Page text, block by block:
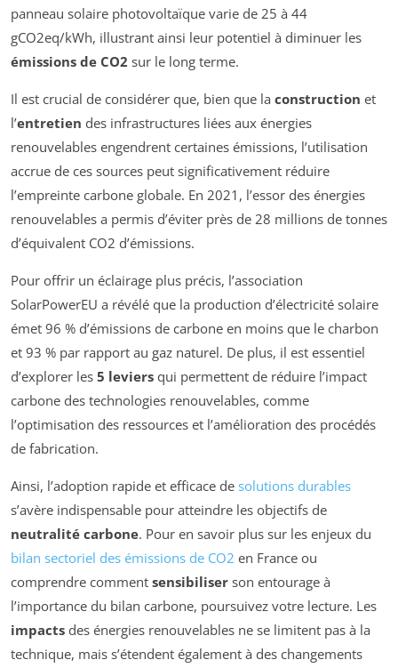
panneau solaire photovoltaïque varie de 25 à 44
gCO2eq/kWh, illustrant ainsi leur potentiel à diminuer les
émissions de CO2 sur le long terme.
Il est crucial de considérer que, bien que la construction et
l’entretien des infrastructures liées aux énergies
renouvelables engendrent certaines émissions, l’utilisation
accrue de ces sources peut significativement réduire
l’empreinte carbone globale. En 2021, l’essor des énergies
renouvelables a permis d’éviter près de 28 millions de tonnes
d’équivalent CO2 d’émissions.
Pour offrir un éclairage plus précis, l’association
SolarPowerEU a révélé que la production d’électricité solaire
émet 96 % d’émissions de carbone en moins que le charbon
et 93 % par rapport au gaz naturel. De plus, il est essentiel
d’explorer les 5 leviers qui permettent de réduire l’impact
carbone des technologies renouvelables, comme
l’optimisation des ressources et l’amélioration des procédés
de fabrication.
Ainsi, l’adoption rapide et efficace de solutions durables
s’avère indispensable pour atteindre les objectifs de
neutralité carbone. Pour en savoir plus sur les enjeux du
bilan sectoriel des émissions de CO2 en France ou
comprendre comment sensibiliser son entourage à
l’importance du bilan carbone, poursuivez votre lecture. Les
impacts des énergies renouvelables ne se limitent pas à la
technique, mais s’étendent également à des changements